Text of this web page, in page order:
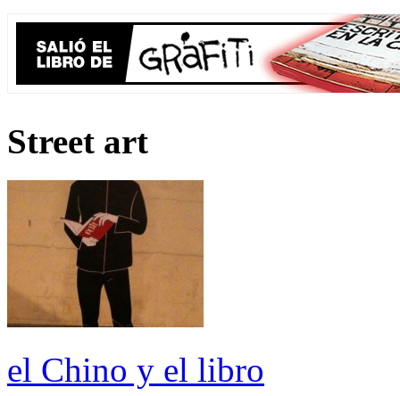
Street art
el Chino y el libro